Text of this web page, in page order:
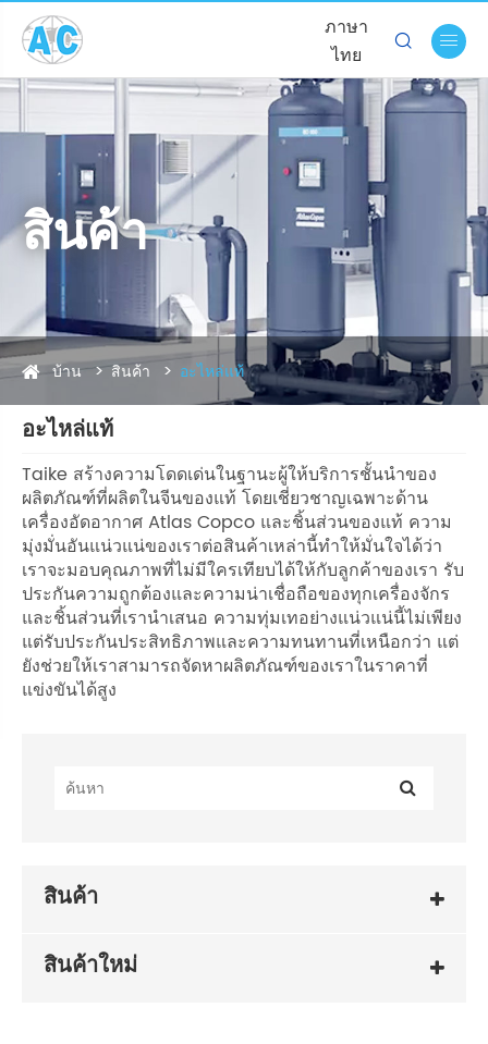
ภาษา
ไทย
 
สินค้า
บ้าน สินค้า อะไหล่แท้
อะไหล่แท้
Taike สร้างความโดดเด่นในฐานะผู้ให้บริการชั้นนำของ
ผลิตภัณฑ์ที่ผลิตในจีนของแท้ โดยเชี่ยวชาญเฉพาะด้าน
เครื่องอัดอากาศ Atlas Copco และชิ้นส่วนของแท้ ความ
มุ่งมั่นอันแน่วแน่ของเราต่อสินค้าเหล่านี้ทำให้มั่นใจได้ว่า
เราจะมอบคุณภาพที่ไม่มีใครเทียบได้ให้กับลูกค้าของเรา รับ
ประกันความถูกต้องและความน่าเชื่อถือของทุกเครื่องจักร
และชิ้นส่วนที่เรานำเสนอ ความทุ่มเทอย่างแน่วแน่นี้ไม่เพียง
แต่รับประกันประสิทธิภาพและความทนทานที่เหนือกว่า แต่
ยังช่วยให้เราสามารถจัดหาผลิตภัณฑ์ของเราในราคาที่
แข่งขันได้สูง
สินค้า
สินค้าใหม่